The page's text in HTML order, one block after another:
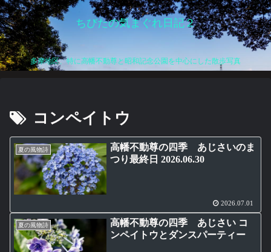
ちびたの気まぐれ日記２
多摩地区、特に高幡不動尊と昭和記念公園を中心にした散歩写真
コンペイトウ
夏の風物詩
高幡不動尊の四季 あじさいのま
つり最終日 2026.06.30
2026.07.01
夏の風物詩
高幡不動尊の四季 あじさい コ
ンペイトウとダンスパーティー